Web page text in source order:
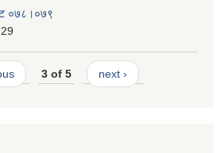
०७८।०७९
3 of 5 next ›